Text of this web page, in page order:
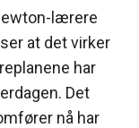
lærere
at det virker
har
Det
nå har